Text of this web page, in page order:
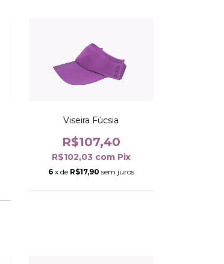
Viseira Fúcsia
R$107,40
R$102,03 com Pix
6 x de R$17,90 sem juros